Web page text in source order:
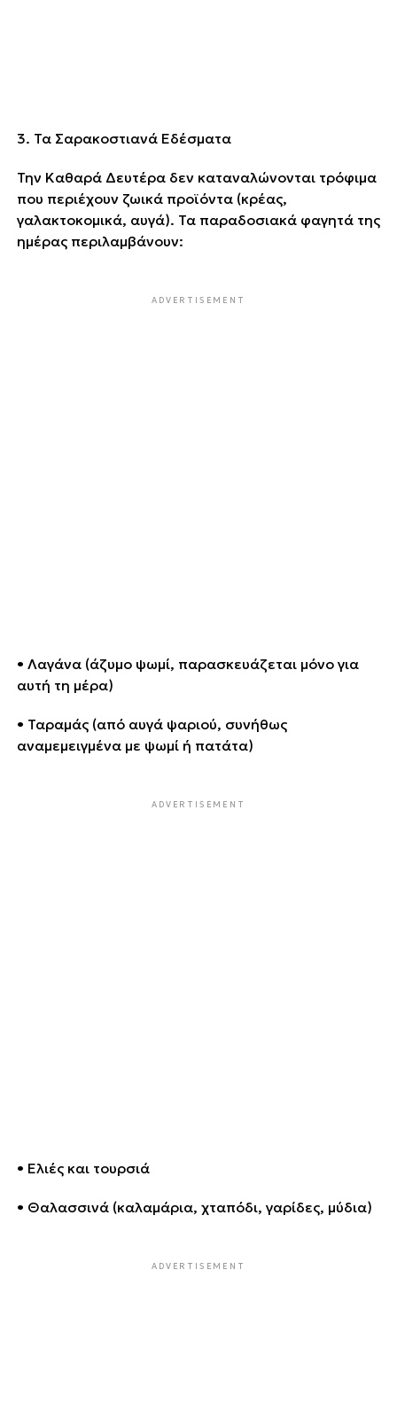
3. Τα Σαρακοστιανά Εδέσματα
Την Καθαρά Δευτέρα δεν καταναλώνονται τρόφιμα
που περιέχουν ζωικά προϊόντα (κρέας,
γαλακτοκομικά, αυγά). Τα παραδοσιακά φαγητά της
ημέρας περιλαμβάνουν:
ADVERTISEMENT
• Λαγάνα (άζυμο ψωμί, παρασκευάζεται μόνο για
αυτή τη μέρα)
• Ταραμάς (από αυγά ψαριού, συνήθως
αναμεμειγμένα με ψωμί ή πατάτα)
ADVERTISEMENT
• Ελιές και τουρσιά
• Θαλασσινά (καλαμάρια, χταπόδι, γαρίδες, μύδια)
ADVERTISEMENT